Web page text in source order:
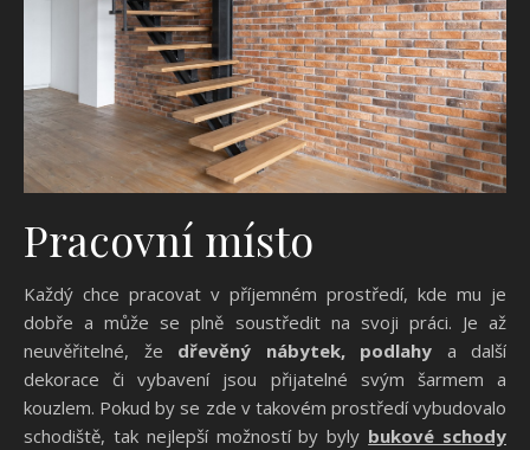
Pracovní místo
Každý chce pracovat v příjemném prostředí, kde mu je
dobře a může se plně soustředit na svoji práci. Je až
neuvěřitelné, že dřevěný nábytek, podlahy a další
dekorace či vybavení jsou přijatelné svým šarmem a
kouzlem. Pokud by se zde v takovém prostředí vybudovalo
schodiště, tak nejlepší možností by byly bukové schody